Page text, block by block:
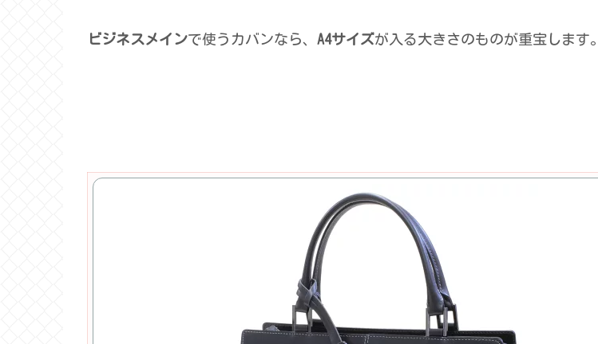
ビジネスメインで使うカバンなら、 A4サイズが入る大きさのものが重宝します。